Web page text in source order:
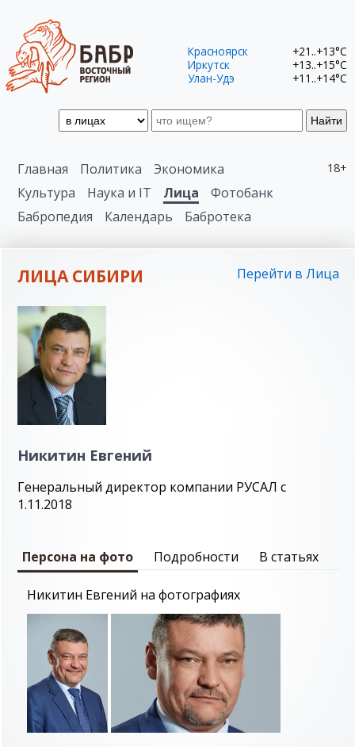
Найти
Красноярск
+21..+13°C
Иркутск
+13..+15°C
Улан-Удэ
+11..+14°C
18+
Главная Политика
Экономика
Культура
Наука и IT Лица
Фотобанк
Бабропедия
Календарь Бабротека
ЛИЦА СИБИРИ Перейти в Лица
Никитин Евгений
Генеральный директор компании РУСАЛ с
1.11.2018
Персона на фото Подробности В статьях
Никитин Евгений на фотографиях